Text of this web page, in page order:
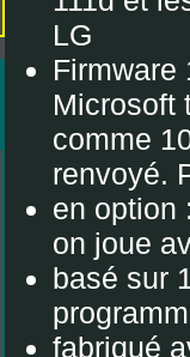
LG
Firmware
Microsoft
comme
renvoyé.
en option
on joue
basé sur
fabriqué